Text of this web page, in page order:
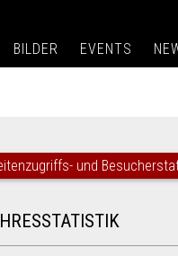
BILDER EVENTS
und